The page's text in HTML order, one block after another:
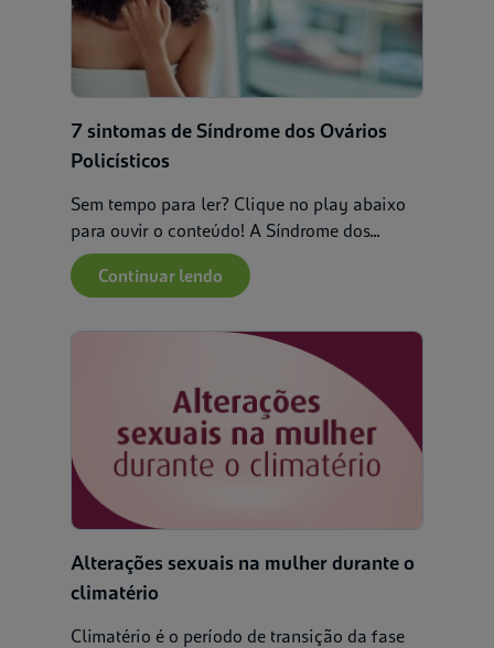
7 sintomas de Síndrome dos Ovários
Policísticos
Sem tempo para ler? Clique no play abaixo
para ouvir o conteúdo! A Síndrome dos...
Continuar lendo
Alterações sexuais na mulher durante o
climatério
Climatério é o período de transição da fase